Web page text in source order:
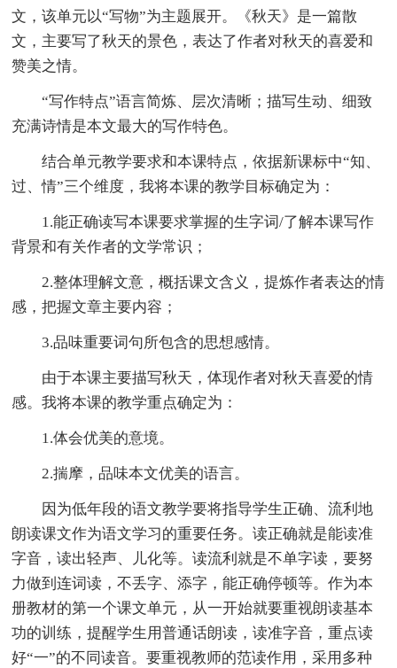
文，该单元以“写物”为主题展开。《秋天》是一篇散
文，主要写了秋天的景色，表达了作者对秋天的喜爱和
赞美之情。
“写作特点”语言简炼、层次清晰；描写生动、细致
充满诗情是本文最大的写作特色。
结合单元教学要求和本课特点，依据新课标中“知、
过、情”三个维度，我将本课的教学目标确定为：
1.能正确读写本课要求掌握的生字词/了解本课写作
背景和有关作者的文学常识；
2.整体理解文意，概括课文含义，提炼作者表达的情
感，把握文章主要内容；
3.品味重要词句所包含的思想感情。
由于本课主要描写秋天，体现作者对秋天喜爱的情
感。我将本课的教学重点确定为：
1.体会优美的意境。
2.揣摩，品味本文优美的语言。
因为低年段的语文教学要将指导学生正确、流利地
朗读课文作为语文学习的重要任务。读正确就是能读准
字音，读出轻声、儿化等。读流利就是不单字读，要努
力做到连词读，不丢字、添字，能正确停顿等。作为本
册教材的第一个课文单元，从一开始就要重视朗读基本
功的训练，提醒学生用普通话朗读，读准字音，重点读
好“一”的不同读音。要重视教师的范读作用，采用多种